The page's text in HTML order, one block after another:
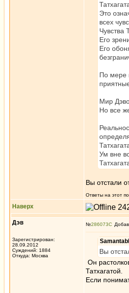
Это
всех
Чувства
Его
Его
По мере
Мир
Но все
Ум вне
Вы отстали
Ответы на этот
Наверх
Дэв
Зарегистрирован:
28.09.2012
Суждений: 1884
Откуда: Москва
№286073
Вы
Он
Татхагатой.
Если